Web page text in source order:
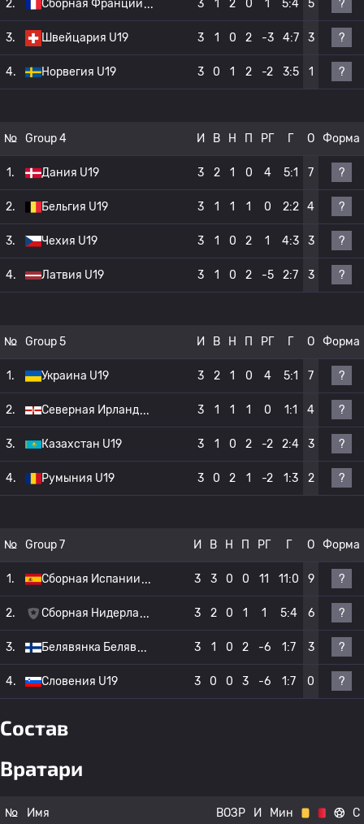
2. Сборная Франции 3 1 2 0 1 5:4 5 ?
3. Швейцария U19 3 1 0 2 -3 4:7 3 ?
4. Норвегия U19 3 0 1 2 -2 3:5 1 ?
№ Group 4 И В Н П РГ Г О Форма
1. Дания U19 3 2 1 0 4 5:1 7 ?
2. Бельгия U19 3 1 1 1 0 2:2 4 ?
3. Чехия U19 3 1 0 2 1 4:3 3 ?
4. Латвия U19 3 1 0 2 -5 2:7 3 ?
№ Group 5 И В Н П РГ Г О Форма
1. Украина U19 3 2 1 0 4 5:1 7 ?
2. Северная Ирланд 3 1 1 1 0 1:1 4 ?
3. Казахстан U19 3 1 0 2 -2 2:4 3 ?
4. Румыния U19 3 0 2 1 -2 1:3 2 ?
№ Group 7 И В Н П РГ Г О Форма
1. Сборная Испании 3 3 0 0 11 11:0 9 ?
2. Сборная Нидерла 3 2 0 1 1 5:4 6 ?
3. Белявянка Беляв 3 1 0 2 -6 1:7 3 ?
4. Словения U19 3 0 0 3 -6 1:7 0 ?
Состав
Вратари
№ Имя ВОЗР И Мин С